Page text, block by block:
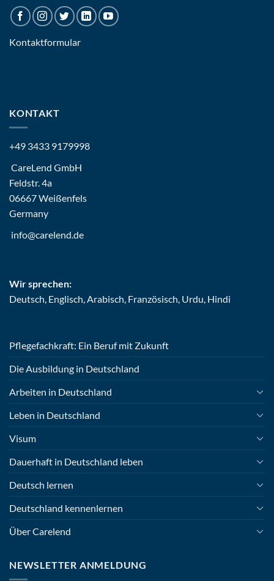
Kontaktformular
KONTAKT
+49 3433 9179998
CareLend GmbH
Feldstr. 4a
06667 Weißenfels
Germany
info@carelend.de
Wir sprechen:
Deutsch, Englisch, Arabisch, Französisch, Urdu, Hindi
Pflegefachkraft: Ein Beruf mit Zukunft
Die Ausbildung in Deutschland
Arbeiten in Deutschland
Leben in Deutschland
Visum
Dauerhaft in Deutschland leben
Deutsch lernen
Deutschland kennenlernen
Über Carelend
NEWSLETTER ANMELDUNG